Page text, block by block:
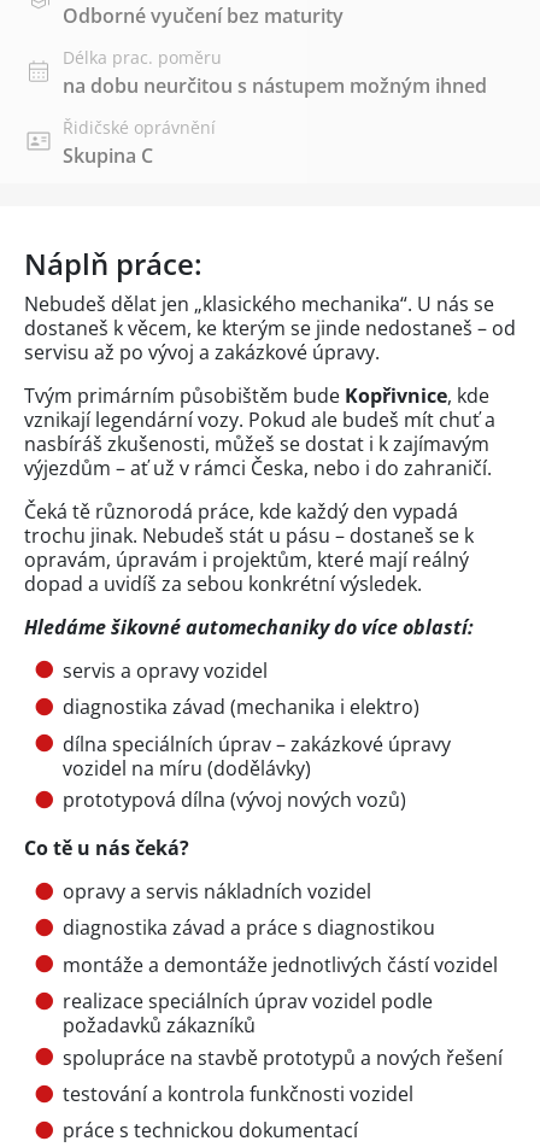
Odborné vyučení bez maturity
Délka prac. poměru
na dobu neurčitou s nástupem možným ihned
Řidičské oprávnění
Skupina C
Náplň práce:
Nebudeš dělat jen „klasického mechanika“. U nás se
dostaneš k věcem, ke kterým se jinde nedostaneš – od
servisu až po vývoj a zakázkové úpravy.
Tvým primárním působištěm bude Kopřivnice, kde
vznikají legendární vozy. Pokud ale budeš mít chuť a
nasbíráš zkušenosti, můžeš se dostat i k zajímavým
výjezdům – ať už v rámci Česka, nebo i do zahraničí.
Čeká tě různorodá práce, kde každý den vypadá
trochu jinak. Nebudeš stát u pásu – dostaneš se k
opravám, úpravám i projektům, které mají reálný
dopad a uvidíš za sebou konkrétní výsledek.
Hledáme šikovné automechaniky do více oblastí:
servis a opravy vozidel
diagnostika závad (mechanika i elektro)
dílna speciálních úprav – zakázkové úpravy
vozidel na míru (dodělávky)
prototypová dílna (vývoj nových vozů)
Co tě u nás čeká?
opravy a servis nákladních vozidel
diagnostika závad a práce s diagnostikou
montáže a demontáže jednotlivých částí vozidel
realizace speciálních úprav vozidel podle
požadavků zákazníků
spolupráce na stavbě prototypů a nových řešení
testování a kontrola funkčnosti vozidel
práce s technickou dokumentací